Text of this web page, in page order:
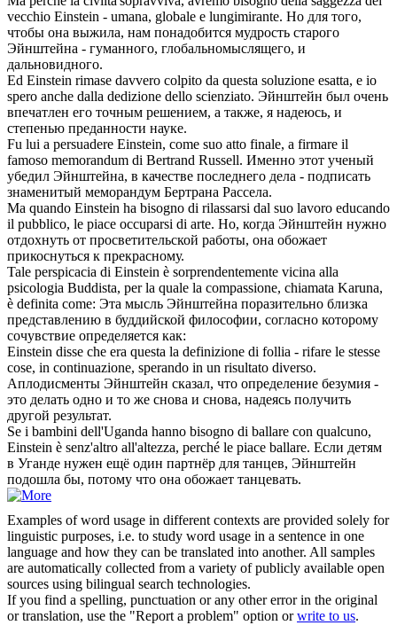
vecchio Einstein - umana, globale e lungimirante. Но для того,
чтобы она выжила, нам понадобится мудрость старого
Эйнштейна - гуманного, глобальномыслящего, и
дальновидного.
Ed Einstein rimase davvero colpito da questa soluzione esatta, e io
spero anche dalla dedizione dello scienziato. Эйнштейн был очень
впечатлен его точным решением, а также, я надеюсь, и
степенью преданности науке.
Fu lui a persuadere Einstein, come suo atto finale, a firmare il
famoso memorandum di Bertrand Russell. Именно этот ученый
убедил Эйнштейна, в качестве последнего дела - подписать
знаменитый меморандум Бертрана Рассела.
Ma quando Einstein ha bisogno di rilassarsi dal suo lavoro educando
il pubblico, le piace occuparsi di arte. Но, когда Эйнштейн нужно
отдохнуть от просветительской работы, она обожает
прикоснуться к прекрасному.
Tale perspicacia di Einstein è sorprendentemente vicina alla
psicologia Buddista, per la quale la compassione, chiamata Karuna,
è definita come: Эта мысль Эйнштейна поразительно близка
представлению в буддийской философии, согласно которому
сочувствие определяется как:
Einstein disse che era questa la definizione di follia - rifare le stesse
cose, in continuazione, sperando in un risultato diverso.
Аплодисменты Эйнштейн сказал, что определение безумия -
это делать одно и то же снова и снова, надеясь получить
другой результат.
Se i bambini dell'Uganda hanno bisogno di ballare con qualcuno,
Einstein è senz'altro all'altezza, perché le piace ballare. Если детям
в Уганде нужен ещё один партнёр для танцев, Эйнштейн
подошла бы, потому что она обожает танцевать.
Examples of word usage in different contexts are provided solely for
linguistic purposes, i.e. to study word usage in a sentence in one
language and how they can be translated into another. All samples
are automatically collected from a variety of publicly available open
sources using bilingual search technologies.
If you find a spelling, punctuation or any other error in the original
or translation, use the "Report a problem" option orwrite to us.